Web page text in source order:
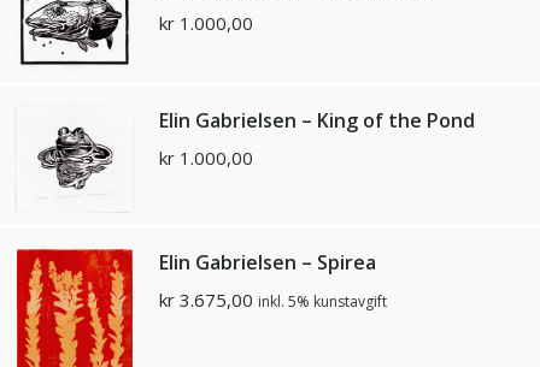
kr 1.000,00
Elin Gabrielsen – King of the Pond
kr 1.000,00
Elin Gabrielsen – Spirea
kr 3.675,00 inkl. 5% kunstavgift